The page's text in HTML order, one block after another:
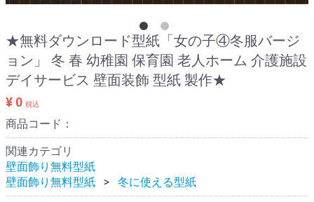
★無料ダウンロード型紙「女の子④冬服バージ
ョン」 冬 春 幼稚園 保育園 老人ホーム 介護施設
デイサービス 壁面装飾 型紙 製作★
¥ 0 税込
商品コード：
関連カテゴリ
壁面飾り無料型紙
壁面飾り無料型紙
冬に使える型紙